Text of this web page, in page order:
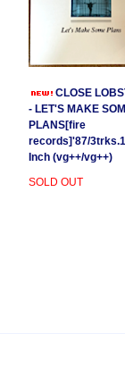
CLOSE
- LET'S MAKE
PLANS[fire
records]'87/
Inch (vg++/vg++)
SOLD OUT